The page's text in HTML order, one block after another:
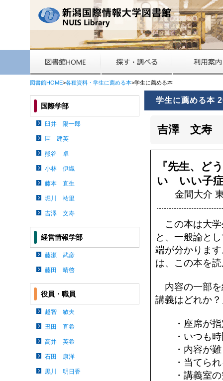
図書館HOME>各種資料・学生に薦める本>学生に薦める本
国際学部
臼井 陽一郎
區 建英
熊谷 卓
小林 伊織
藤本 直生
堀川 祐里
吉澤 文寿
経営情報学部
藤瀬 武彦
藤田 晴啓
役員・職員
越智 敏夫
丑田 直希
高井 英希
石田 康洋
黒川 明日香
学生に薦める本
吉澤 文寿
『先生、ど
い いい子症
金間大介
この本は大学
と、一般論と
端が分かりま
は、この本を
内容の一部を
講義はどれか
・座席が指
・いつも時
・内容が難
・当てられ
・講義室の